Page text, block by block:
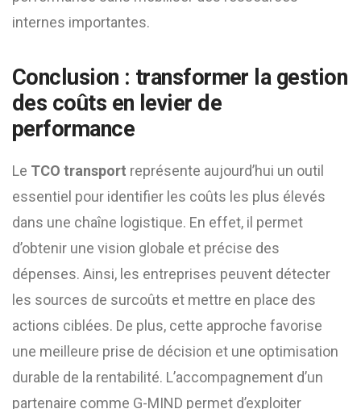
internes importantes.
Conclusion : transformer la gestion
des coûts en levier de
performance
Le TCO transport représente aujourd’hui un outil
essentiel pour identifier les coûts les plus élevés
dans une chaîne logistique. En effet, il permet
d’obtenir une vision globale et précise des
dépenses. Ainsi, les entreprises peuvent détecter
les sources de surcoûts et mettre en place des
actions ciblées. De plus, cette approche favorise
une meilleure prise de décision et une optimisation
durable de la rentabilité. L’accompagnement d’un
partenaire comme G-MIND permet d’exploiter